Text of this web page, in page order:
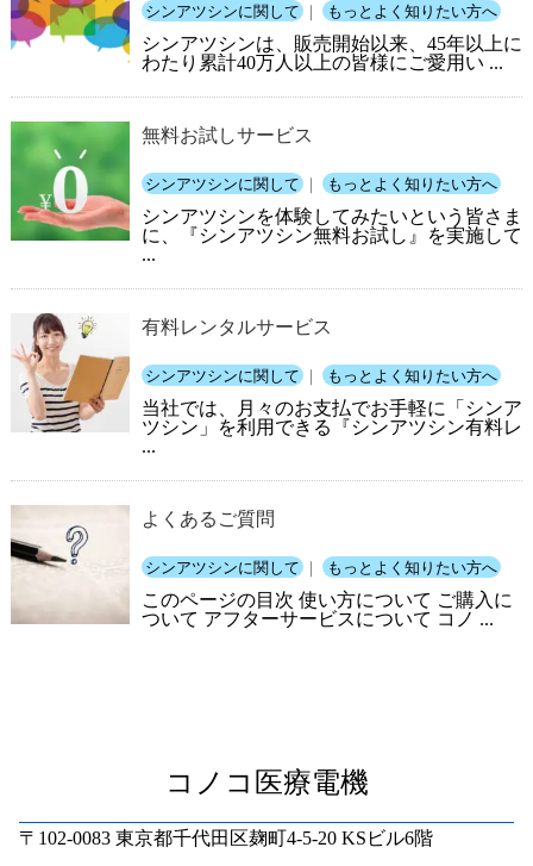
シンアツシンに関して ｜ もっとよく知りたい方へ
シンアツシンは、販売開始以来、45年以上に
わたり累計40万人以上の皆様にご愛用い ...
無料お試しサービス
シンアツシンに関して ｜ もっとよく知りたい方へ
シンアツシンを体験してみたいという皆さま
に、『シンアツシン無料お試し』を実施して
...
有料レンタルサービス
シンアツシンに関して ｜ もっとよく知りたい方へ
当社では、月々のお支払でお手軽に「シンア
ツシン」を利用できる『シンアツシン有料レ
...
よくあるご質問
シンアツシンに関して ｜ もっとよく知りたい方へ
このページの目次 使い方について ご購入に
ついて アフターサービスについて コノ ...
コノコ医療電機
〒102-0083 東京都千代田区麹町4-5-20 KSビル6階